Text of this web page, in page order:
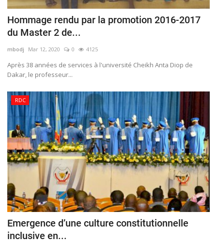
Hommage rendu par la promotion 2016-2017
du Master 2 de...
mbodj Mar 12, 2020 0 4125
Après 38 années de services à l'université Cheikh Anta Diop de
Dakar, le professeur...
RDC
Emergence d’une culture constitutionnelle
inclusive en...